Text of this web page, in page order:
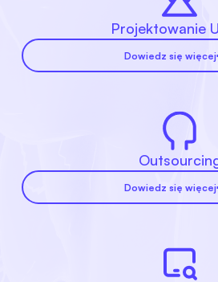
Projektowanie
Dowiedz się więcej
Dowiedz się więcej